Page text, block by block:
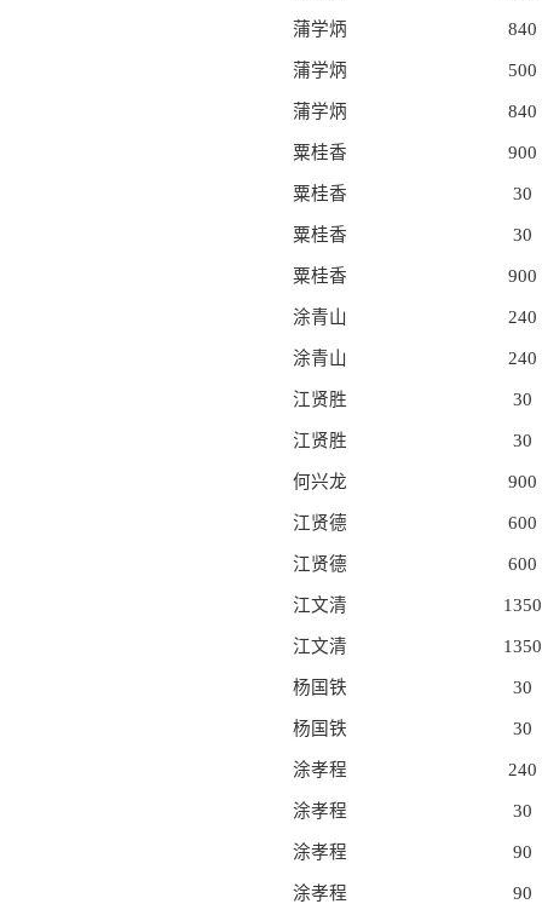
蒲学炳 840
蒲学炳 500
蒲学炳 840
粟桂香 900
粟桂香 30
粟桂香 30
粟桂香 900
涂青山 240
涂青山 240
江贤胜 30
江贤胜 30
何兴龙 900
江贤德 600
江贤德 600
江文清 1350
江文清 1350
杨国铁 30
杨国铁 30
涂孝程 240
涂孝程 30
涂孝程 90
涂孝程 90